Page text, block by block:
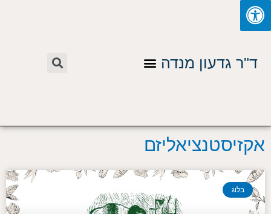
דילוג
לתוכן
ד"ר גדעון מנדה תפריט חיפוש
אקזיסטנציאליזם
בלוג